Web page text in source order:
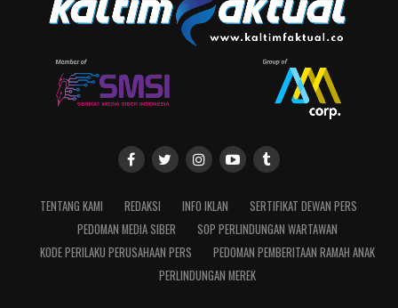
TENTANG KAMI REDAKSI INFO IKLAN
SERTIFIKAT DEWAN PERS
PEDOMAN MEDIA SIBER
SOP PERLINDUNGAN WARTAWAN
KODE PERILAKU PERUSAHAAN PERS
PEDOMAN PEMBERITAAN RAMAH ANAK
PERLINDUNGAN MEREK